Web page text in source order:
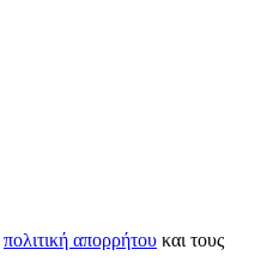
πολιτική απορρήτου και τους